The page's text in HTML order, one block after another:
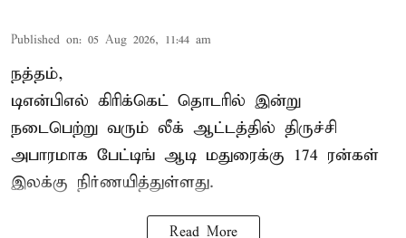
Published on: 05 Aug 2026, 11:44 am
நத்தம்,
டிஎன்பிஎல் கிரிக்கெட் தொடரில் இன்று
நடைபெற்று வரும் லீக் ஆட்டத்தில் திருச்சி
அபாரமாக பேட்டிங் ஆடி மதுரைக்கு 174 ரன்கள்
இலக்கு நிர்ணயித்துள்ளது.
Read More